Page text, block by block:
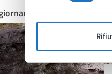
02/03/2026,